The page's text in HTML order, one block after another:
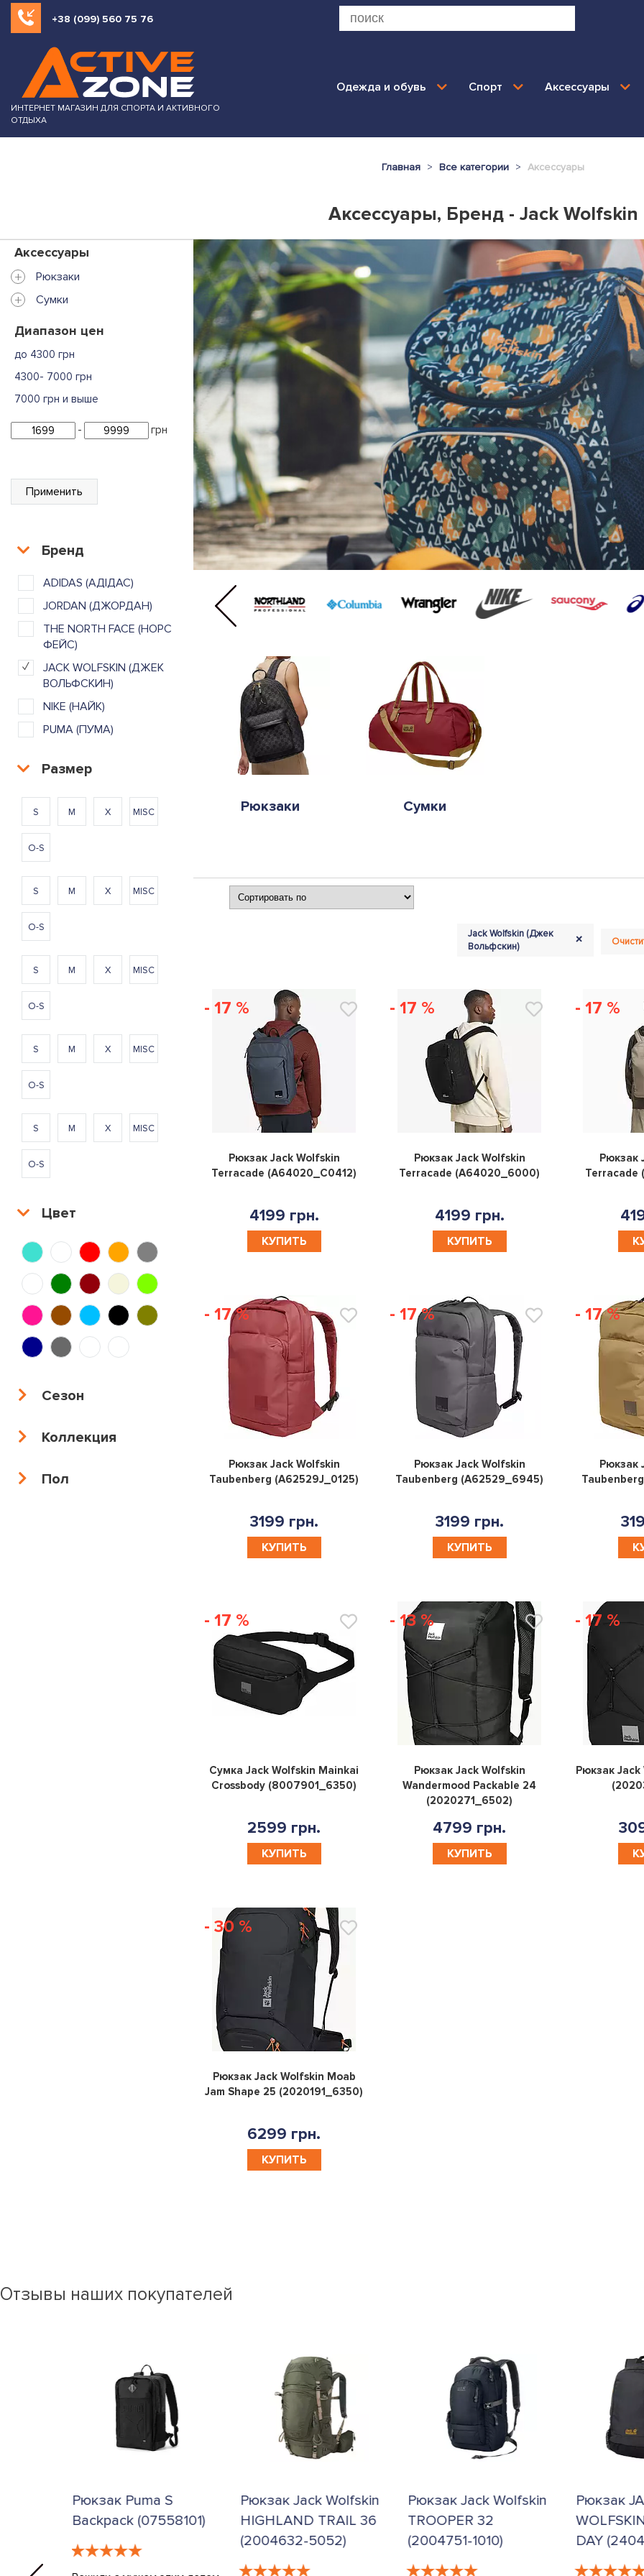
+38 (099) 560 75 76
ИНТЕРНЕТ МАГАЗИН ДЛЯ СПОРТА И АКТИВНОГО
ОТДЫХА
Одежда и обувь Спорт Аксессуары
Главная Все категории Аксессуары
Аксессуары, Бренд - Jack Wolfskin
Аксессуары
+ Рюкзаки
+ Сумки
Диапазон цен
до 4300 грн
4300- 7000 грн
7000 грн и выше
- грн
Применить
Бренд
ADIDAS (АДІДАС)
JORDAN (ДЖОРДАН)
THE NORTH FACE (НОРС
ФЕЙС)
JACK WOLFSKIN (ДЖЕК
ВОЛЬФСКИН)
NIKE (НАЙК)
PUMA (ПУМА)
Размер
S M X MISC
O-S
S M X MISC
O-S
S M X MISC
O-S
S M X MISC
O-S
S M X MISC
O-S
Цвет
Сезон
Коллекция
Пол
Рюкзаки Сумки
Jack Wolfskin (Джек
Вольфскин)
+
- 17 %
Рюкзак Jack Wolfskin
Terracade (A64020_C0412)
4199 грн.
КУПИТЬ
- 17 %
Рюкзак Jack Wolfskin
Terracade (A64020_6000)
4199 грн.
КУПИТЬ
- 17 %
Рюкзак
Terracade
- 17 %
Рюкзак Jack Wolfskin
Taubenberg (A62529J_0125)
3199 грн.
КУПИТЬ
- 17 %
Рюкзак Jack Wolfskin
Taubenberg (A62529_6945)
3199 грн.
КУПИТЬ
- 17 %
Рюкзак
- 17 %
0
Сумка Jack Wolfskin Mainkai
Crossbody (8007901_6350)
2599 грн.
КУПИТЬ
- 13 %
Рюкзак Jack Wolfskin
Wandermood Packable 24
(2020271_6502)
4799 грн.
КУПИТЬ
- 17 %
Рюкзак
- 30 %
0
Рюкзак Jack Wolfskin Moab
Jam Shape 25 (2020191_6350)
6299 грн.
КУПИТЬ
Отзывы наших покупателей
Рюкзак Puma S
Backpack (07558101)
Рюкзак Jack Wolfskin
HIGHLAND TRAIL 36
(2004632-5052)
Рюкзак Jack Wolfskin
TROOPER 32
(2004751-1010)
Рюкзак
DAY